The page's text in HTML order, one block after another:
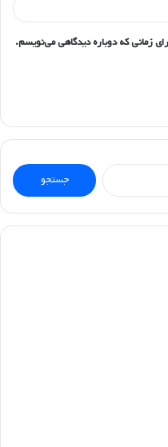
زمانی که دوباره دیدگاهی می‌نویسم.
جستجو
برای: